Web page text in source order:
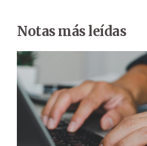
Notas más leídas